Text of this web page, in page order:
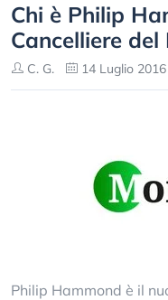
Chi è Philip
Cancelliere
C. G. 14 Luglio
Philip Hammond è il